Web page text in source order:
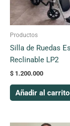
Productos
Silla de Ruedas
Reclinable LP2
$ 1.200.000
Añadir al carrito